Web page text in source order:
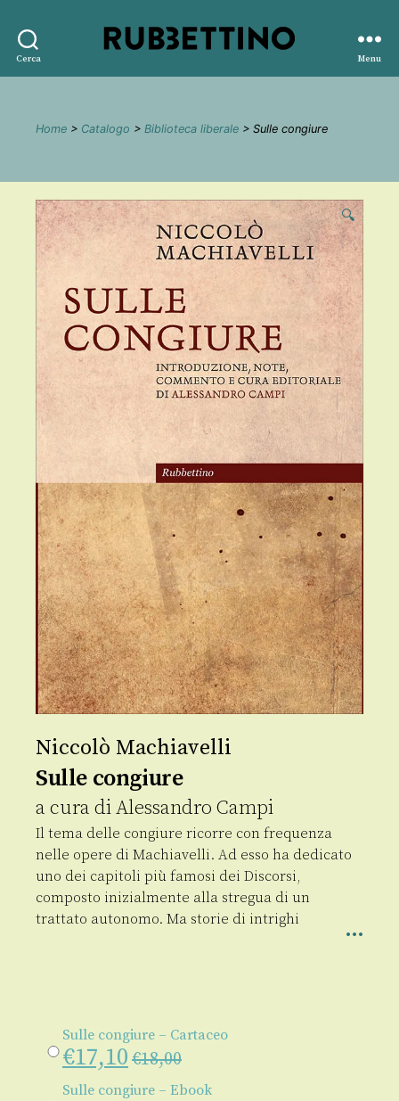
Cerca
editore
Menu
Home > Catalogo > Biblioteca liberale > Sulle congiure
🔍
Niccolò Machiavelli
Sulle congiure
a cura diAlessandro Campi
Il tema delle congiure ricorre con frequenza
nelle opere di Machiavelli. Ad esso ha dedicato
uno dei capitoli più famosi dei Discorsi,
composto inizialmente alla stregua di un
trattato autonomo. Ma storie di intrighi
Sulle congiure – Cartaceo
€17,10 €18,00
Sulle congiure – Ebook